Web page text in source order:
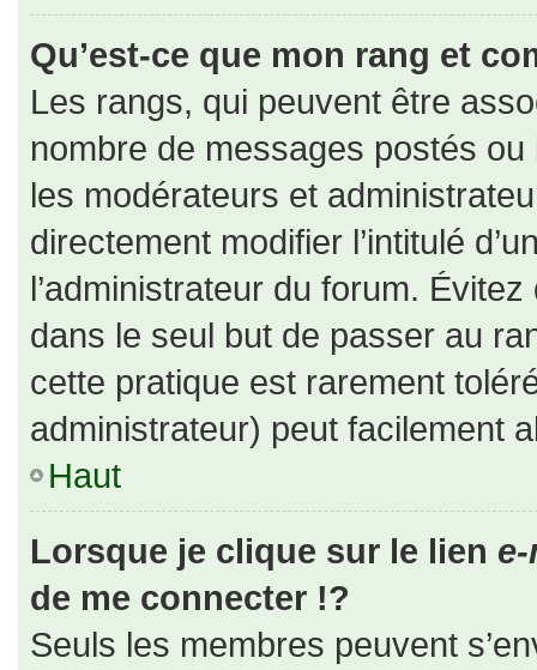
Qu’est-ce que mon rang et
Les rangs, qui peuvent être
nombre de messages postés
les modérateurs et
directement modifier l’intitulé
l’administrateur du forum.
dans le seul but de passer au
cette pratique est rarement
administrateur) peut facilement
Haut
Lorsque je clique sur le lien
de me connecter !?
Seuls les membres peuvent